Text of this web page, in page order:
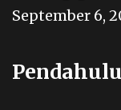
September 6,